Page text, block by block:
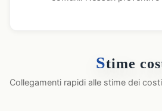
Stime
Collegamenti rapidi alle stime dei